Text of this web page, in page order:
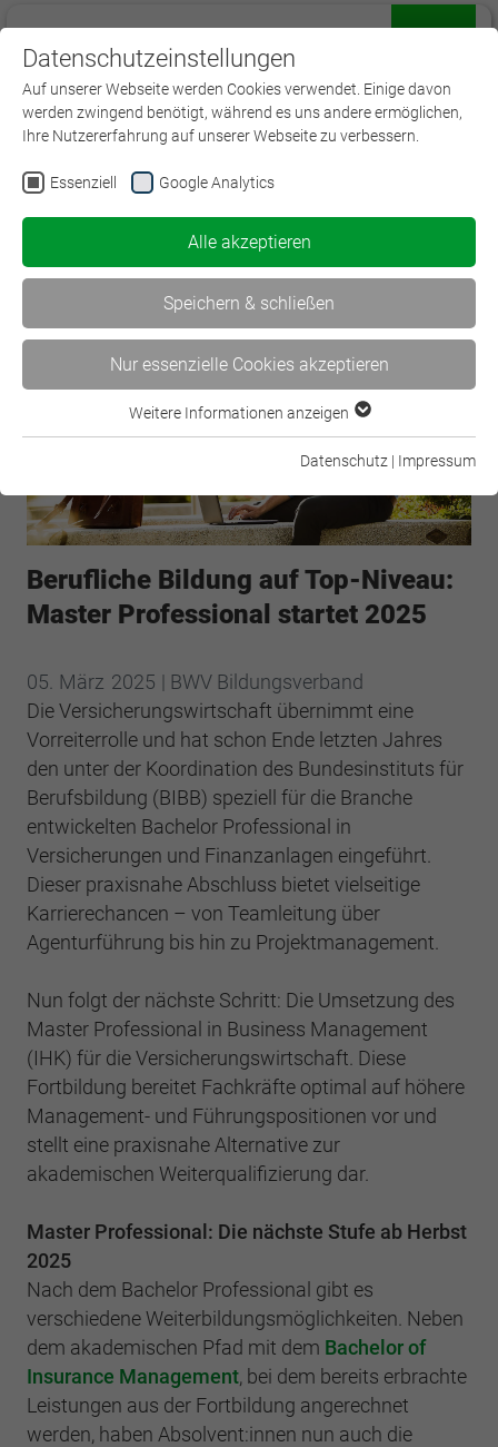
< VersVermV: Änderung bei…
Round-Table-Gespräche für das… >
Berufliche Bildung auf Top-Niveau:
Master Professional startet 2025
05. März 2025 | BWV Bildungsverband
Die Versicherungswirtschaft übernimmt eine
Vorreiterrolle und hat schon Ende letzten Jahres
den unter der Koordination des Bundesinstituts für
Berufsbildung (BIBB) speziell für die Branche
entwickelten Bachelor Professional in
Versicherungen und Finanzanlagen eingeführt.
Dieser praxisnahe Abschluss bietet vielseitige
Karrierechancen – von Teamleitung über
Agenturführung bis hin zu Projektmanagement.
Nun folgt der nächste Schritt: Die Umsetzung des
Master Professional in Business Management
(IHK) für die Versicherungswirtschaft. Diese
Fortbildung bereitet Fachkräfte optimal auf höhere
Management- und Führungspositionen vor und
stellt eine praxisnahe Alternative zur
akademischen Weiterqualifizierung dar.
Master Professional: Die nächste Stufe ab Herbst
2025
Nach dem Bachelor Professional gibt es
verschiedene Weiterbildungsmöglichkeiten. Neben
dem akademischen Pfad mit dem Bachelor of
Insurance Management, bei dem bereits erbrachte
Leistungen aus der Fortbildung angerechnet
werden, haben Absolvent:innen nun auch die
Datenschutzeinstellungen
Auf unserer Webseite werden Cookies verwendet. Einige davon
werden zwingend benötigt, während es uns andere ermöglichen,
Ihre Nutzererfahrung auf unserer Webseite zu verbessern.
Essenziell Google Analytics
Alle akzeptieren
Speichern & schließen
Nur essenzielle Cookies akzeptieren
Essenzielle Cookies werden für grundlegende Funktionen der
Webseite einwandfrei funktioniert.
Name cookie_optin
Anbieter BWV Südwest
Dieses Cookie wird verwendet, um Ihre
Cookie-Einstellungen für diese Website zu
speichern.
Name SgCookieOptin.lastPreferences
BWV Südwest
Laufzeit 1 Jahr
Zweck
Einstellungen. Unter anderem eine zufällig
generierte ID, für die historische
Speicherung Ihrer vorgenommen
Einstellungen, falls der Webseiten-Betreiber
dies eingestellt hat.
Name fe_typo3_user
Anbieter BWV Südwest
Laufzeit
Zweck
Speicherung der Benutzer-ID bei
Anmeldung über den Webseiten-Login .
Cookie-Informationen anzeigen
Google Analytics
Anbieter Google Analytics
Laufzeit 2 Jahre
Zweck
Registriert eine eindeutige ID, die verwendet
wird, um statistische Daten dazu, wie der
Besucher die Website nutzt, zu generieren.
Name _ga_#
Laufzeit 2 Jahre
Zweck
Sammelt Daten dazu, wie oft ein Benutzer
eine Website besucht hat, sowie Daten für
den ersten und letzten Besuch. Von Google
Name _gid
Anbieter Google Analytics
Laufzeit 1 Tag
Zweck
Registriert eine eindeutige ID, die verwendet
wird, um statistische Daten dazu, wie der
Besucher die Website nutzt, zu generieren.
Weitere Informationen anzeigen
Datenschutz | Impressum